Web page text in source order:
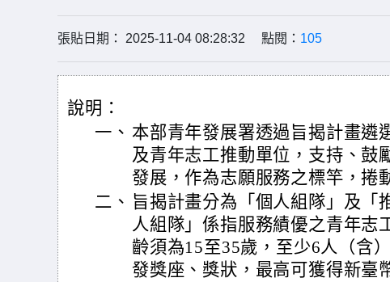
張貼日期： 2025-11-04 08:28:32 點閱： 105
說明：
一、 本部青年發展署透過旨揭計畫遴
及青年志工推動單位，支持、鼓
發展，作為志願服務之標竿，捲
二、 旨揭計畫分為「個人組隊」及「
人組隊」係指服務績優之青年志
齡須為15至35歲，至少6人（含
發獎座、獎狀，最高可獲得新臺